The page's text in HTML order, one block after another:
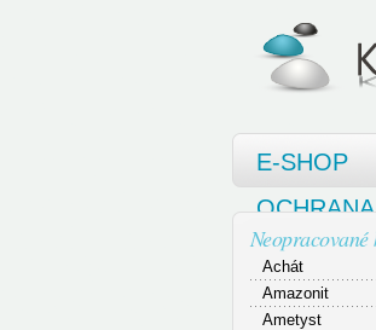
E-SHOP
Neopracované
Achát
Amazonit
Ametyst